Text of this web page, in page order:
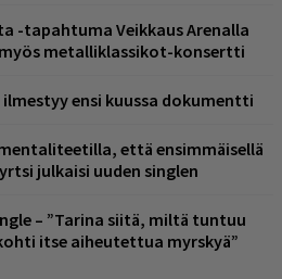
-tapahtuma Veikkaus Arenalla
metalliklassikot-konsertti
ilmestyy ensi kuussa dokumentti
että ensimmäisellä
julkaisi uuden singlen
– ”Tarina siitä, miltä tuntuu
itse aiheutettua myrskyä”